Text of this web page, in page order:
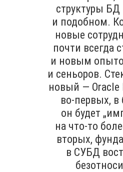
структуры
и подобном.
новые
почти всегда
и новым
и сеньоров.
новый — Oracle
во-первых,
он будет
на что-то
вторых,
в СУБД